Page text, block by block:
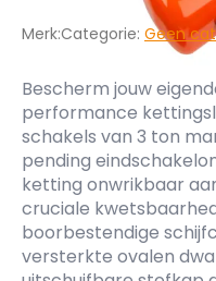
Merk:Categorie: Geen
Bescherm jouw
performance
schakels van 3 ton
pending
ketting onwrikbaar
cruciale
boorbestendige
versterkte ovalen